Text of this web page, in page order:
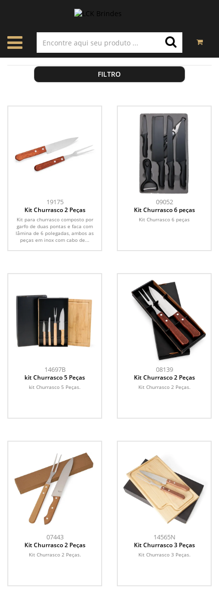
FILTRO
19175
Kit Churrasco 2 Peças
Kit para churrasco composto por
garfo de duas pontas e faca com
lâmina de 6 polegadas, ambos as
peças em inox com cabo de...
09052
Kit Churrasco 6 peças
Kit Churrasco 6 peças
14697B
kit Churrasco 5 Peças
kit Churrasco 5 Peças.
08139
Kit Churrasco 2 Peças
Kit Churrasco 2 Peças.
07443
Kit Churrasco 2 Peças
Kit Churrasco 2 Peças.
14565N
Kit Churrasco 3 Peças
Kit Churrasco 3 Peças.